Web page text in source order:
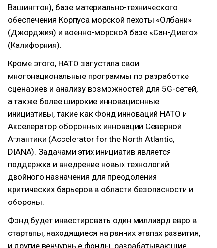
Вашингтон), базе материально-технического
обеспечения Корпуса морской пехоты «Олбани»
(Джорджия) и военно-морской базе «Сан-Диего»
(Калифорния).
Кроме этого, НАТО запустила свои
многонациональные программы по разработке
сценариев и анализу возможностей для 5G-сетей,
а также более широкие инновационные
инициативы, такие как Фонд инноваций НАТО и
Акселератор оборонных инноваций Северной
Атлантики (Accelerator for the North Atlantic,
DIANA). Задачами этих инициатив является
поддержка и внедрение новых технологий
двойного назначения для преодоления
критических барьеров в области безопасности и
обороны.
Фонд будет инвестировать один миллиард евро в
стартапы, находящиеся на ранних этапах развития,
и другие венчурные фонды, разрабатывающие